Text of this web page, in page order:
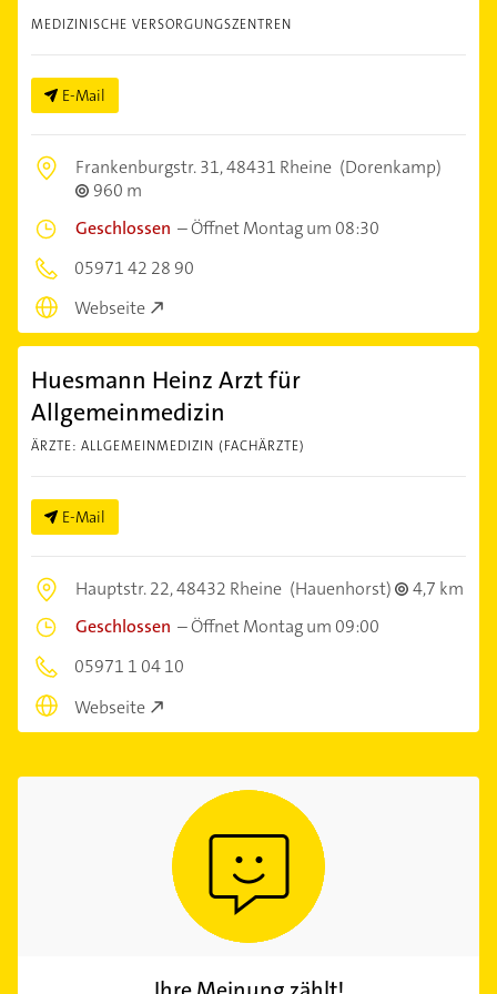
MEDIZINISCHE VERSORGUNGSZENTREN
E-Mail
Frankenburgstr. 31,48431 Rheine (Dorenkamp)
960 m
Geschlossen –Öffnet Montag um 08:30
05971 42 28 90
Webseite
Huesmann Heinz Arzt für
Allgemeinmedizin
ÄRZTE: ALLGEMEINMEDIZIN (FACHÄRZTE)
E-Mail
Hauptstr. 22,48432 Rheine (Hauenhorst)
4,7 km
Geschlossen –Öffnet Montag um 09:00
05971 1 04 10
Webseite